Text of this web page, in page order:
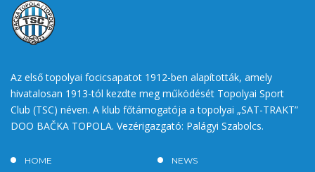
Az első topolyai focicsapatot 1912-ben alapították, amely
hivatalosan 1913-tól kezdte meg működését Topolyai Sport
Club (TSC) néven. A klub főtámogatója a topolyai „SAT-TRAKT”
DOO BAČKA TOPOLA. Vezérigazgató: Palágyi Szabolcs.
HOME
NEWS